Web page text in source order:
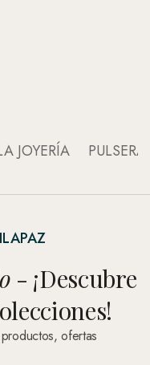
JOYERÍA
- ¡Descubre
ofertas